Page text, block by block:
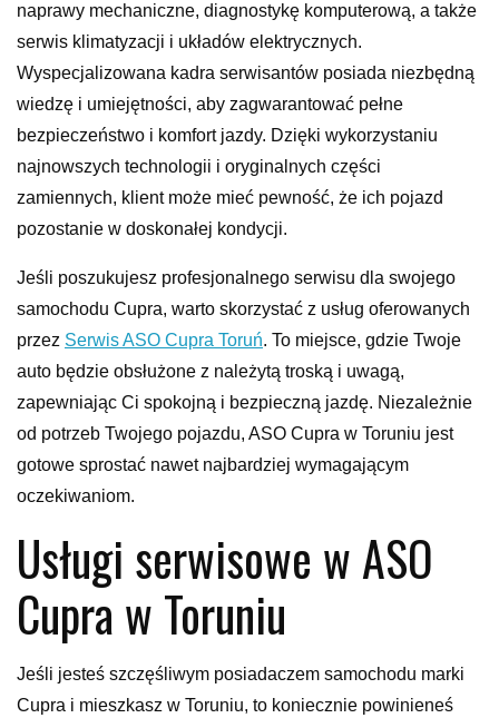
naprawy mechaniczne, diagnostykę komputerową, a także
serwis klimatyzacji i układów elektrycznych.
Wyspecjalizowana kadra serwisantów posiada niezbędną
wiedzę i umiejętności, aby zagwarantować pełne
bezpieczeństwo i komfort jazdy. Dzięki wykorzystaniu
najnowszych technologii i oryginalnych części
zamiennych, klient może mieć pewność, że ich pojazd
pozostanie w doskonałej kondycji.
Jeśli poszukujesz profesjonalnego serwisu dla swojego
samochodu Cupra, warto skorzystać z usług oferowanych
przez Serwis ASO Cupra Toruń. To miejsce, gdzie Twoje
auto będzie obsłużone z należytą troską i uwagą,
zapewniając Ci spokojną i bezpieczną jazdę. Niezależnie
od potrzeb Twojego pojazdu, ASO Cupra w Toruniu jest
gotowe sprostać nawet najbardziej wymagającym
oczekiwaniom.
Usługi serwisowe w ASO
Cupra w Toruniu
Jeśli jesteś szczęśliwym posiadaczem samochodu marki
Cupra i mieszkasz w Toruniu, to koniecznie powinieneś